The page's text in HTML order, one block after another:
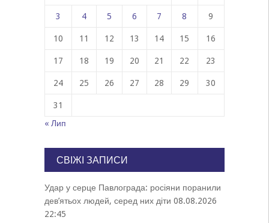
3 4 5 6 7 8 9
10 11 12 13 14 15 16
17 18 19 20 21 22 23
24 25 26 27 28 29 30
31
« Лип
СВІЖІ ЗАПИСИ
Удар у серце Павлограда: росіяни поранили
дев’ятьох людей, серед них діти 08.08.2026
22:45